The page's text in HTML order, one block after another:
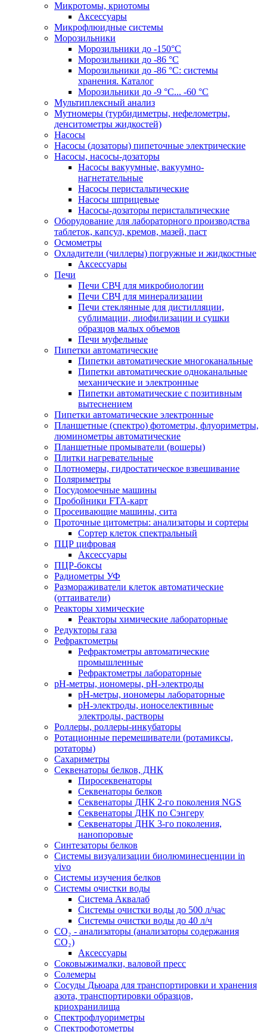
Микротомы, криотомы
Аксессуары
Микрофлюидные системы
Морозильники
Морозильники до -150°С
Морозильники до -86 °C
Морозильники до -86 °C: системы
хранения. Каталог
Морозильники до -9 °C... -60 °C
Мультиплексный анализ
Мутномеры (турбидиметры, нефелометры,
денситометры жидкостей)
Насосы
Насосы (дозаторы) пипеточные электрические
Насосы, насосы-дозаторы
Насосы вакуумные, вакуумно-
нагнетательные
Насосы перистальтические
Насосы шприцевые
Насосы-дозаторы перистальтические
Оборудование для лабораторного производства
таблеток, капсул, кремов, мазей, паст
Осмометры
Охладители (чиллеры) погружные и жидкостные
Аксессуары
Печи
Печи СВЧ для микробиологии
Печи СВЧ для минерализации
Печи стеклянные для дистилляции,
сублимации, лиофилизации и сушки
образцов малых объемов
Печи муфельные
Пипетки автоматические
Пипетки автоматические многоканальные
Пипетки автоматические одноканальные
механические и электронные
Пипетки автоматические с позитивным
вытеснением
Пипетки автоматические электронные
Планшетные (спектро) фотометры, флуориметры,
люминометры автоматические
Планшетные промыватели (вошеры)
Плитки нагревательные
Плотномеры, гидростатическое взвешивание
Поляриметры
Посудомоечные машины
Пробойники FTA-карт
Просеивающие машины, сита
Проточные цитометры: анализаторы и сортеры
Сортер клеток спектральный
ПЦР цифровая
Аксессуары
ПЦР-боксы
Радиометры УФ
Размораживатели клеток автоматические
(оттаиватели)
Реакторы химические
Реакторы химические лабораторные
Редукторы газа
Рефрактометры
Рефрактометры автоматические
промышленные
Рефрактометры лабораторные
рН-метры, иономеры, рН-электроды
рН-метры, иономеры лабораторные
рН-электроды, ионоселективные
электроды, растворы
Роллеры, роллеры-инкубаторы
Ротационные перемешиватели (ротамиксы,
ротаторы)
Сахариметры
Секвенаторы белков, ДНК
Пиросеквенаторы
Секвенаторы белков
Секвенаторы ДНК 2-го поколения NGS
Секвенаторы ДНК по Сэнгеру
Секвенаторы ДНК 3-го поколения,
нанопоровые
Синтезаторы белков
Системы визуализации биолюминесценции in
vivo
Системы изучения белков
Системы очистки воды
Система Аквалаб
Системы очистки воды до 500 л/час
Системы очистки воды до 40 л/ч
СО₂ - анализаторы (анализаторы содержания
СО₂)
Аксессуары
Соковыжималки, валовой пресс
Солемеры
Сосуды Дьюара для транспортировки и хранения
азота, транспортировки образцов,
криохранилища
Спектрофлуориметры
Спектрофотометры